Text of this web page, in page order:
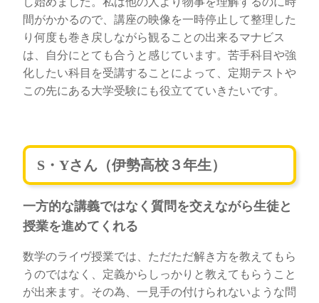
間がかかるので、講座の映像を一時停止して整理した
り何度も巻き戻しながら観ることの出来るマナビス
は、自分にとても合うと感じています。苦手科目や強
化したい科目を受講することによって、定期テストや
この先にある大学受験にも役立てていきたいです。
S・Yさん（伊勢高校３年生）
一方的な講義ではなく質問を交えながら生徒と
授業を進めてくれる
数学のライヴ授業では、ただただ解き方を教えてもら
うのではなく、定義からしっかりと教えてもらうこと
が出来ます。その為、一見手の付けられないような問